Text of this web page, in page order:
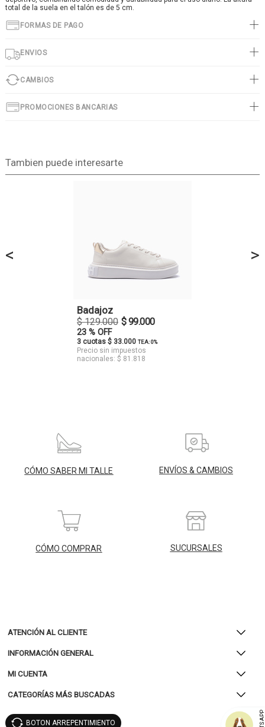
total de la suela en el talón es de 5 cm.
FORMAS DE PAGO
ENVIOS
CAMBIOS
PROMOCIONES BANCARIAS
Tambien puede interesarte
<
Badajoz
$ 129.000 $ 99.000
23 % OFF
3 cuotas $ 33.000 TEA: 0%
Precio sin impuestos
nacionales: $ 81.818
>
CÓMO SABER MI TALLE ENVÍOS & CAMBIOS
CÓMO COMPRAR SUCURSALES
ATENCIÓN AL CLIENTE
INFORMACIÓN GENERAL
MI CUENTA
CATEGORÍAS MÁS BUSCADAS
BOTON ARREPENTIMIENTO